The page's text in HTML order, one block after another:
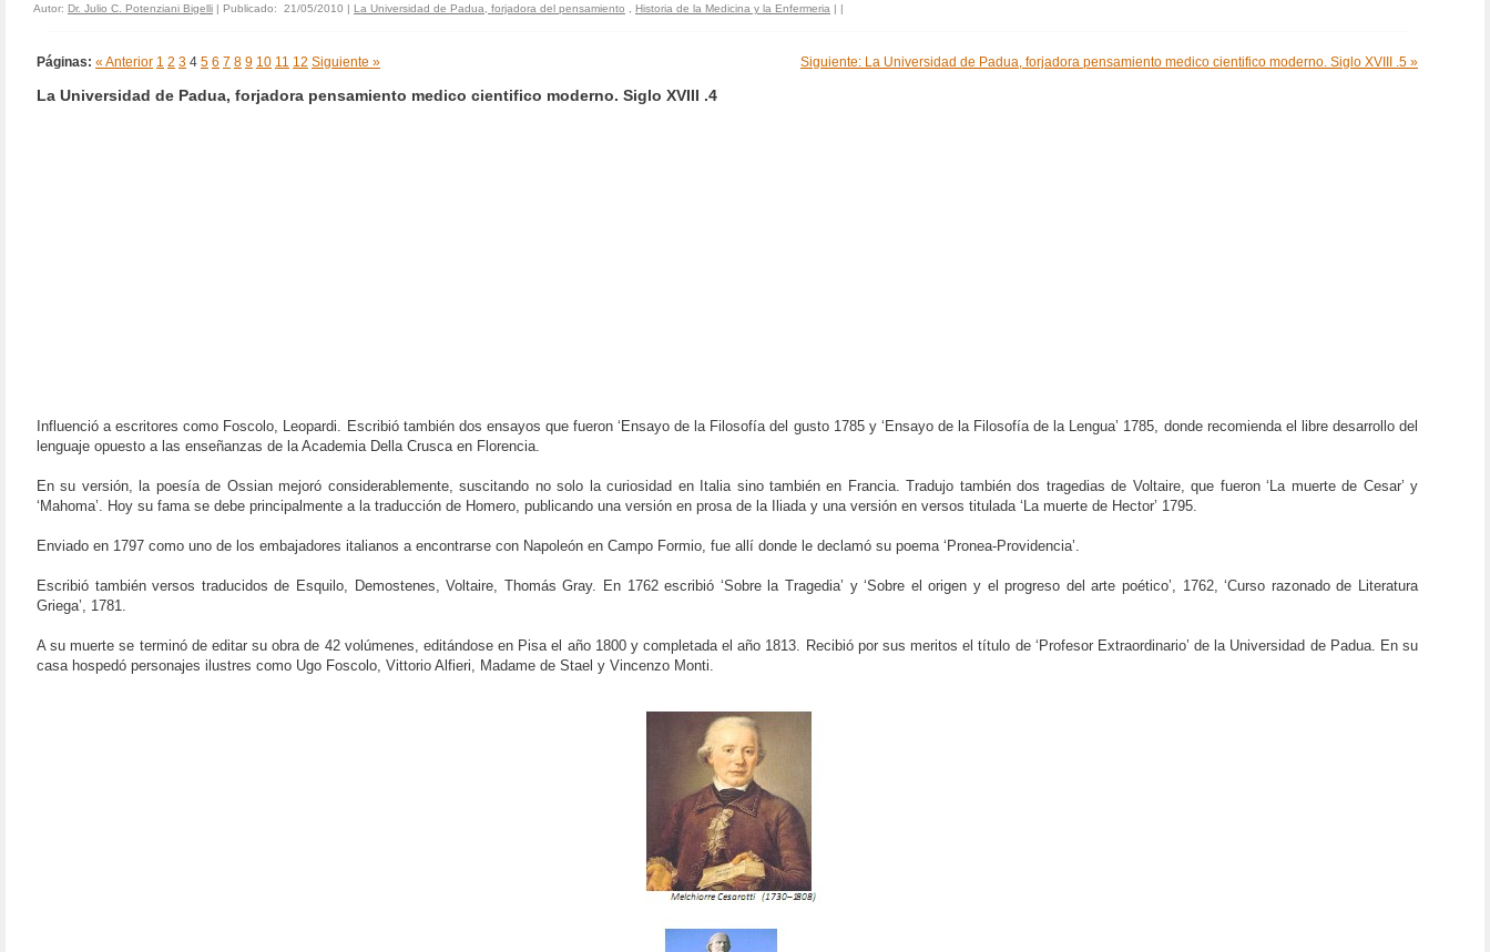
Autor: Dr. Julio C. Potenziani Bigelli | Publicado: 21/05/2010 | La Universidad de Padua, forjadora del pensamiento Historia de la Medicina y la Enfermeria | |
Páginas: « Anterior 1 2 3 4 5 6 7 8 9 10 11 12 Siguiente » Siguiente: La Universidad de Padua, forjadora pensamiento medico cientifico moderno. Siglo XVIII .5 »
La Universidad de Padua, forjadora pensamiento medico cientifico moderno. Siglo XVIII .4
Influenció a escritores como Foscolo, Leopardi. Escribió también dos ensayos que fueron ‘Ensayo de la Filosofía del gusto 1785 y ‘Ensayo de la Filosofía de la Lengua’ 1785, donde recomienda el libre desarrollo del
lenguaje opuesto a las enseñanzas de la Academia Della Crusca en Florencia.
En su versión, la poesía de Ossian mejoró considerablemente, suscitando no solo la curiosidad en Italia sino también en Francia. Tradujo también dos tragedias de Voltaire, que fueron ‘La muerte de Cesar’ y
‘Mahoma’. Hoy su fama se debe principalmente a la traducción de Homero, publicando una versión en prosa de la Iliada y una versión en versos titulada ‘La muerte de Hector’ 1795.
Enviado en 1797 como uno de los embajadores italianos a encontrarse con Napoleón en Campo Formio, fue allí donde le declamó su poema ‘Pronea-Providencia’.
Escribió también versos traducidos de Esquilo, Demostenes, Voltaire, Thomás Gray. En 1762 escribió ‘Sobre la Tragedia’ y ‘Sobre el origen y el progreso del arte poético’, 1762, ‘Curso razonado de Literatura
Griega’, 1781.
A su muerte se terminó de editar su obra de 42 volúmenes, editándose en Pisa el año 1800 y completada el año 1813. Recibió por sus meritos el título de ‘Profesor Extraordinario’ de la Universidad de Padua. En su
casa hospedó personajes ilustres como Ugo Foscolo, Vittorio Alfieri, Madame de Stael y Vincenzo Monti.